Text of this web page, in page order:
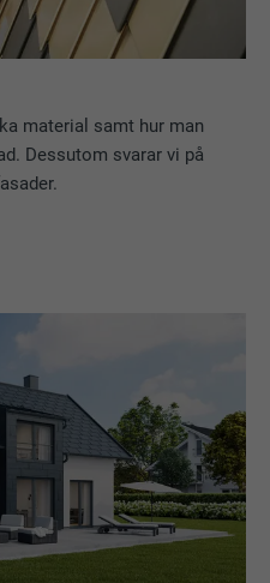
material samt hur man
Dessutom svarar vi på
om webbläsaren tillåter
installeras. Innehåller inga
av den sociala
LinkedIn för att
av inbäddade